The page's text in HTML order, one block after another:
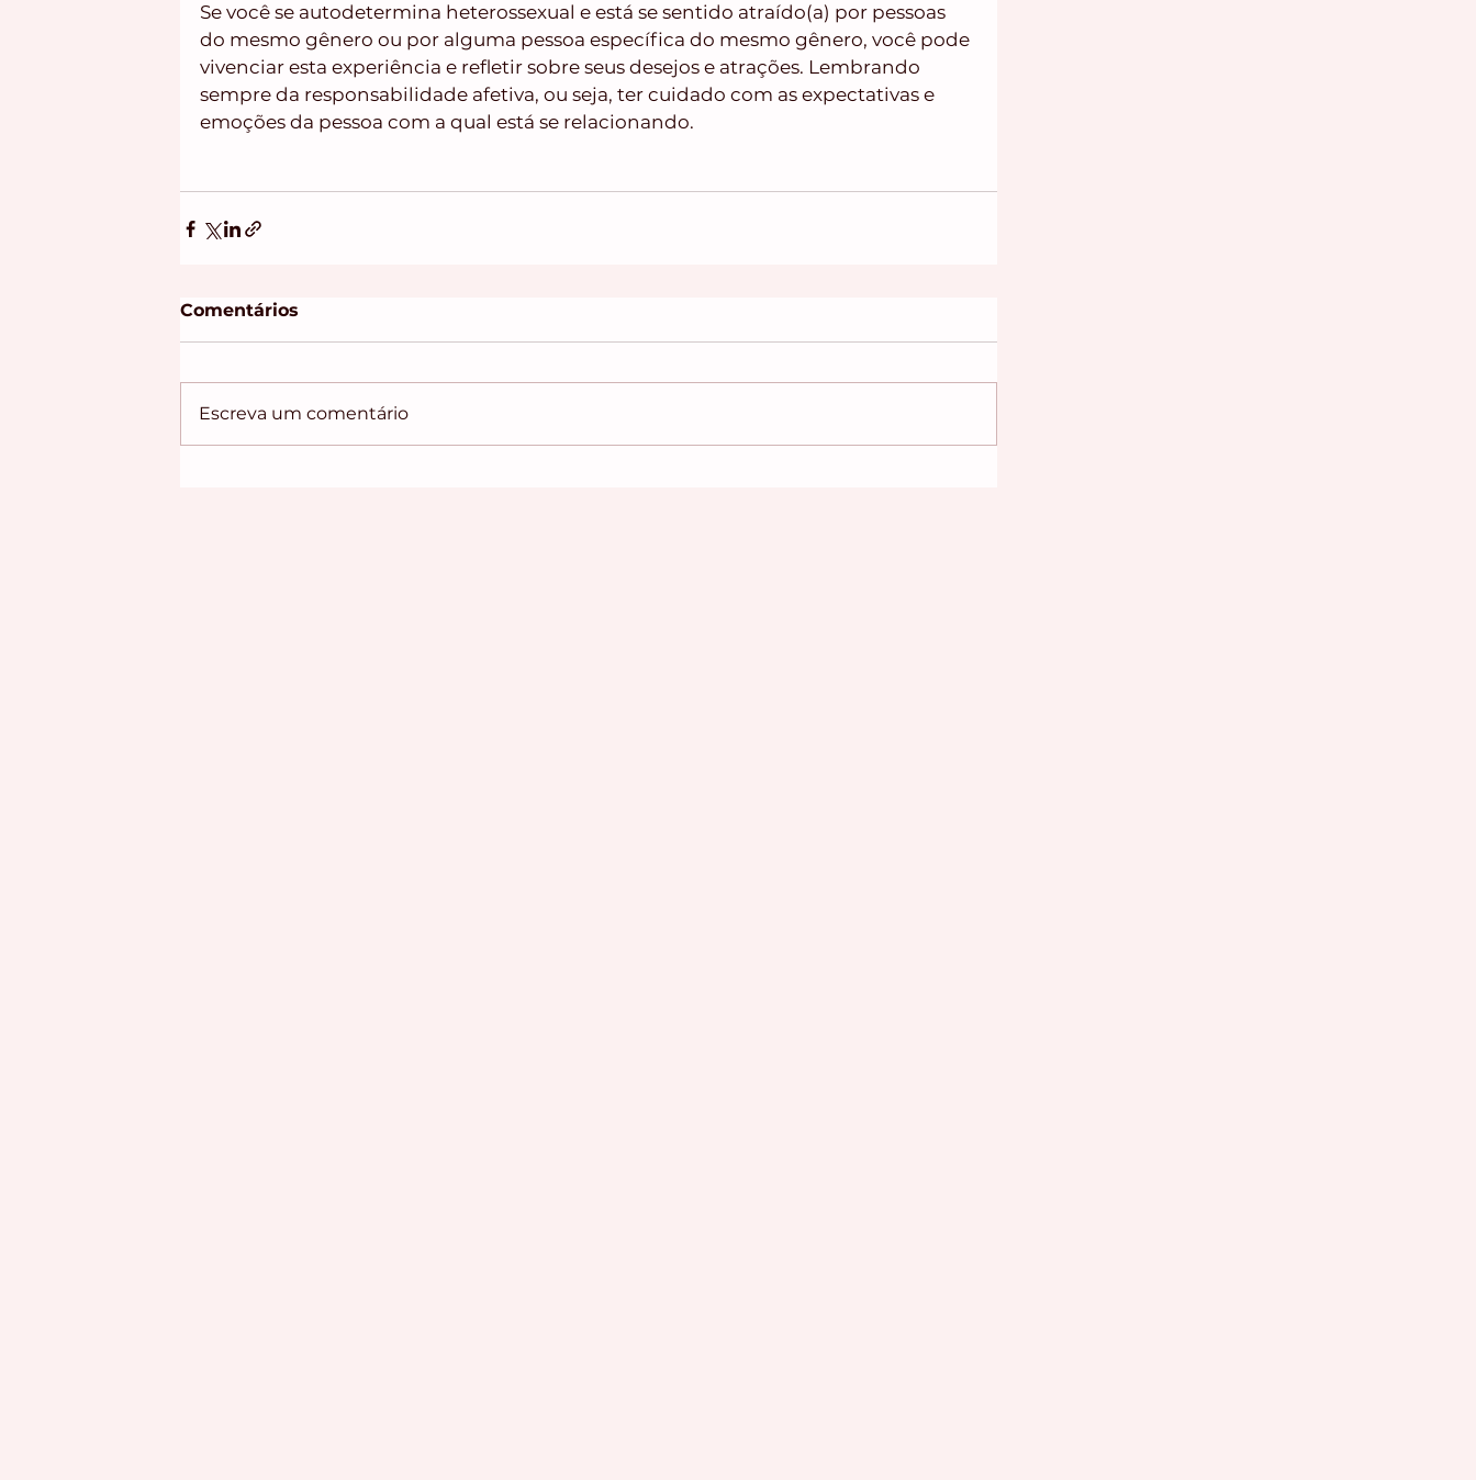
Se você se autodetermina heterossexual e está se sentido atraído(a) por pessoas
do mesmo gênero ou por alguma pessoa específica do mesmo gênero, você pode
vivenciar esta experiência e refletir sobre seus desejos e atrações. Lembrando
sempre da responsabilidade afetiva, ou seja, ter cuidado com as expectativas e
emoções da pessoa com a qual está se relacionando.
Comentários
Escreva um comentário